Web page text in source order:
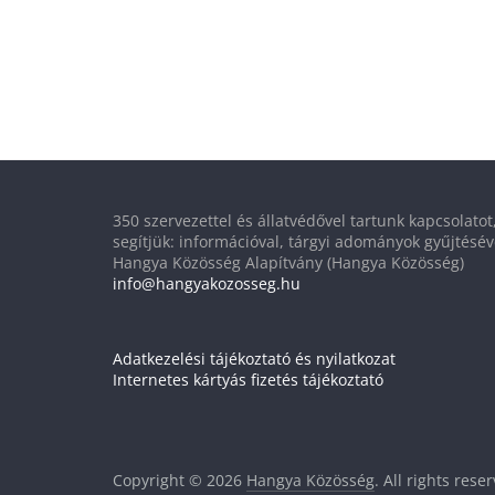
350 szervezettel és állatvédővel tartunk
segítjük: információval, tárgyi adományok
Hangya Közösség Alapítvány (Hangya Közösség)
info@hangyakozosseg.hu
Adatkezelési tájékoztató és nyilatkozat
Internetes kártyás fizetés tájékoztató
Copyright © 2026 Hangya Közösség. All rights